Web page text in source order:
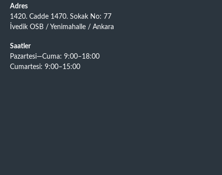
Adres
1420. Cadde 1470. Sokak No: 77
İvedik OSB / Yenimahalle / Ankara
Saatler
Pazartesi—Cuma: 9:00–18:00
Cumartesi: 9:00–15:00